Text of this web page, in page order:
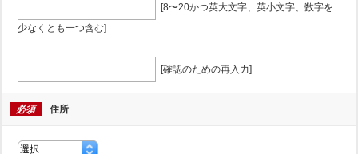
[8〜20かつ英大文字、英小文字、数字を
少なくとも一つ含む]
[確認のための再入力]
必須 住所